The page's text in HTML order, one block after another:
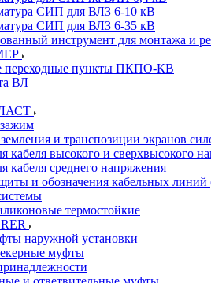
СИП для ВЛЗ 6-10 кВ
СИП для ВЛЗ 6-35 кВ
инструмент для монтажа и
переходные пункты ПКПО-КВ
ВЛ
и транспозиции экранов
кабеля высокого и сверхвысокого
кабеля среднего напряжения
и обозначения кабельных
термостойкие
наружной установки
муфты